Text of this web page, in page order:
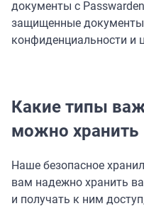
документы с
защищенные
конфиденциальности и
Какие типы
можно хранить
Наше безопасное
вам надежно хранить
и получать к ним